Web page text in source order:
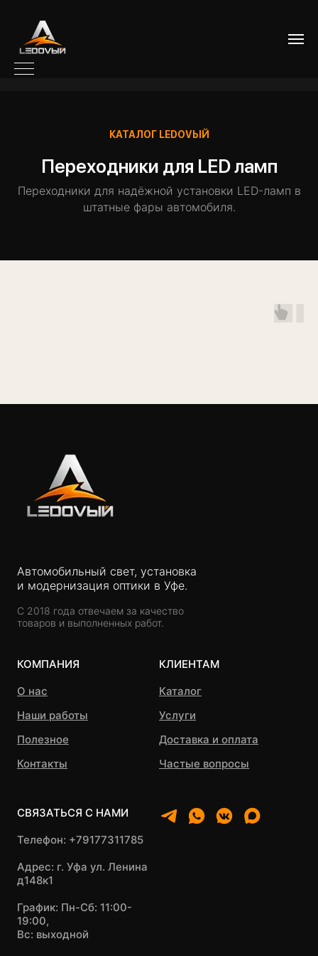
КАТАЛОГ LEDOVЫЙ
Переходники для LED ламп
Переходники для надёжной установки LED-ламп в
штатные фары автомобиля.
Автомобильный свет, установка
и модернизация оптики в Уфе.
С 2018 года отвечаем за качество
товаров и выполненных работ.
КОМПАНИЯ
О нас
Наши работы
Полезное
Контакты
КЛИЕНТАМ
Каталог
Услуги
Доставка и оплата
Частые вопросы
СВЯЗАТЬСЯ С НАМИ
Телефон: +79177311785
Адрес: г. Уфа ул. Ленина
д148к1
График: Пн-Сб: 11:00-
19:00,
Вс: выходной